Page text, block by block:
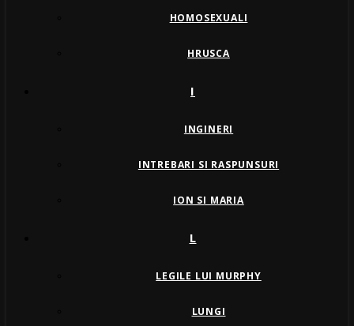
HOMOSEXUALI
HRUSCA
I
INGINERI
INTREBARI SI RASPUNSURI
ION SI MARIA
L
LEGILE LUI MURPHY
LUNGI